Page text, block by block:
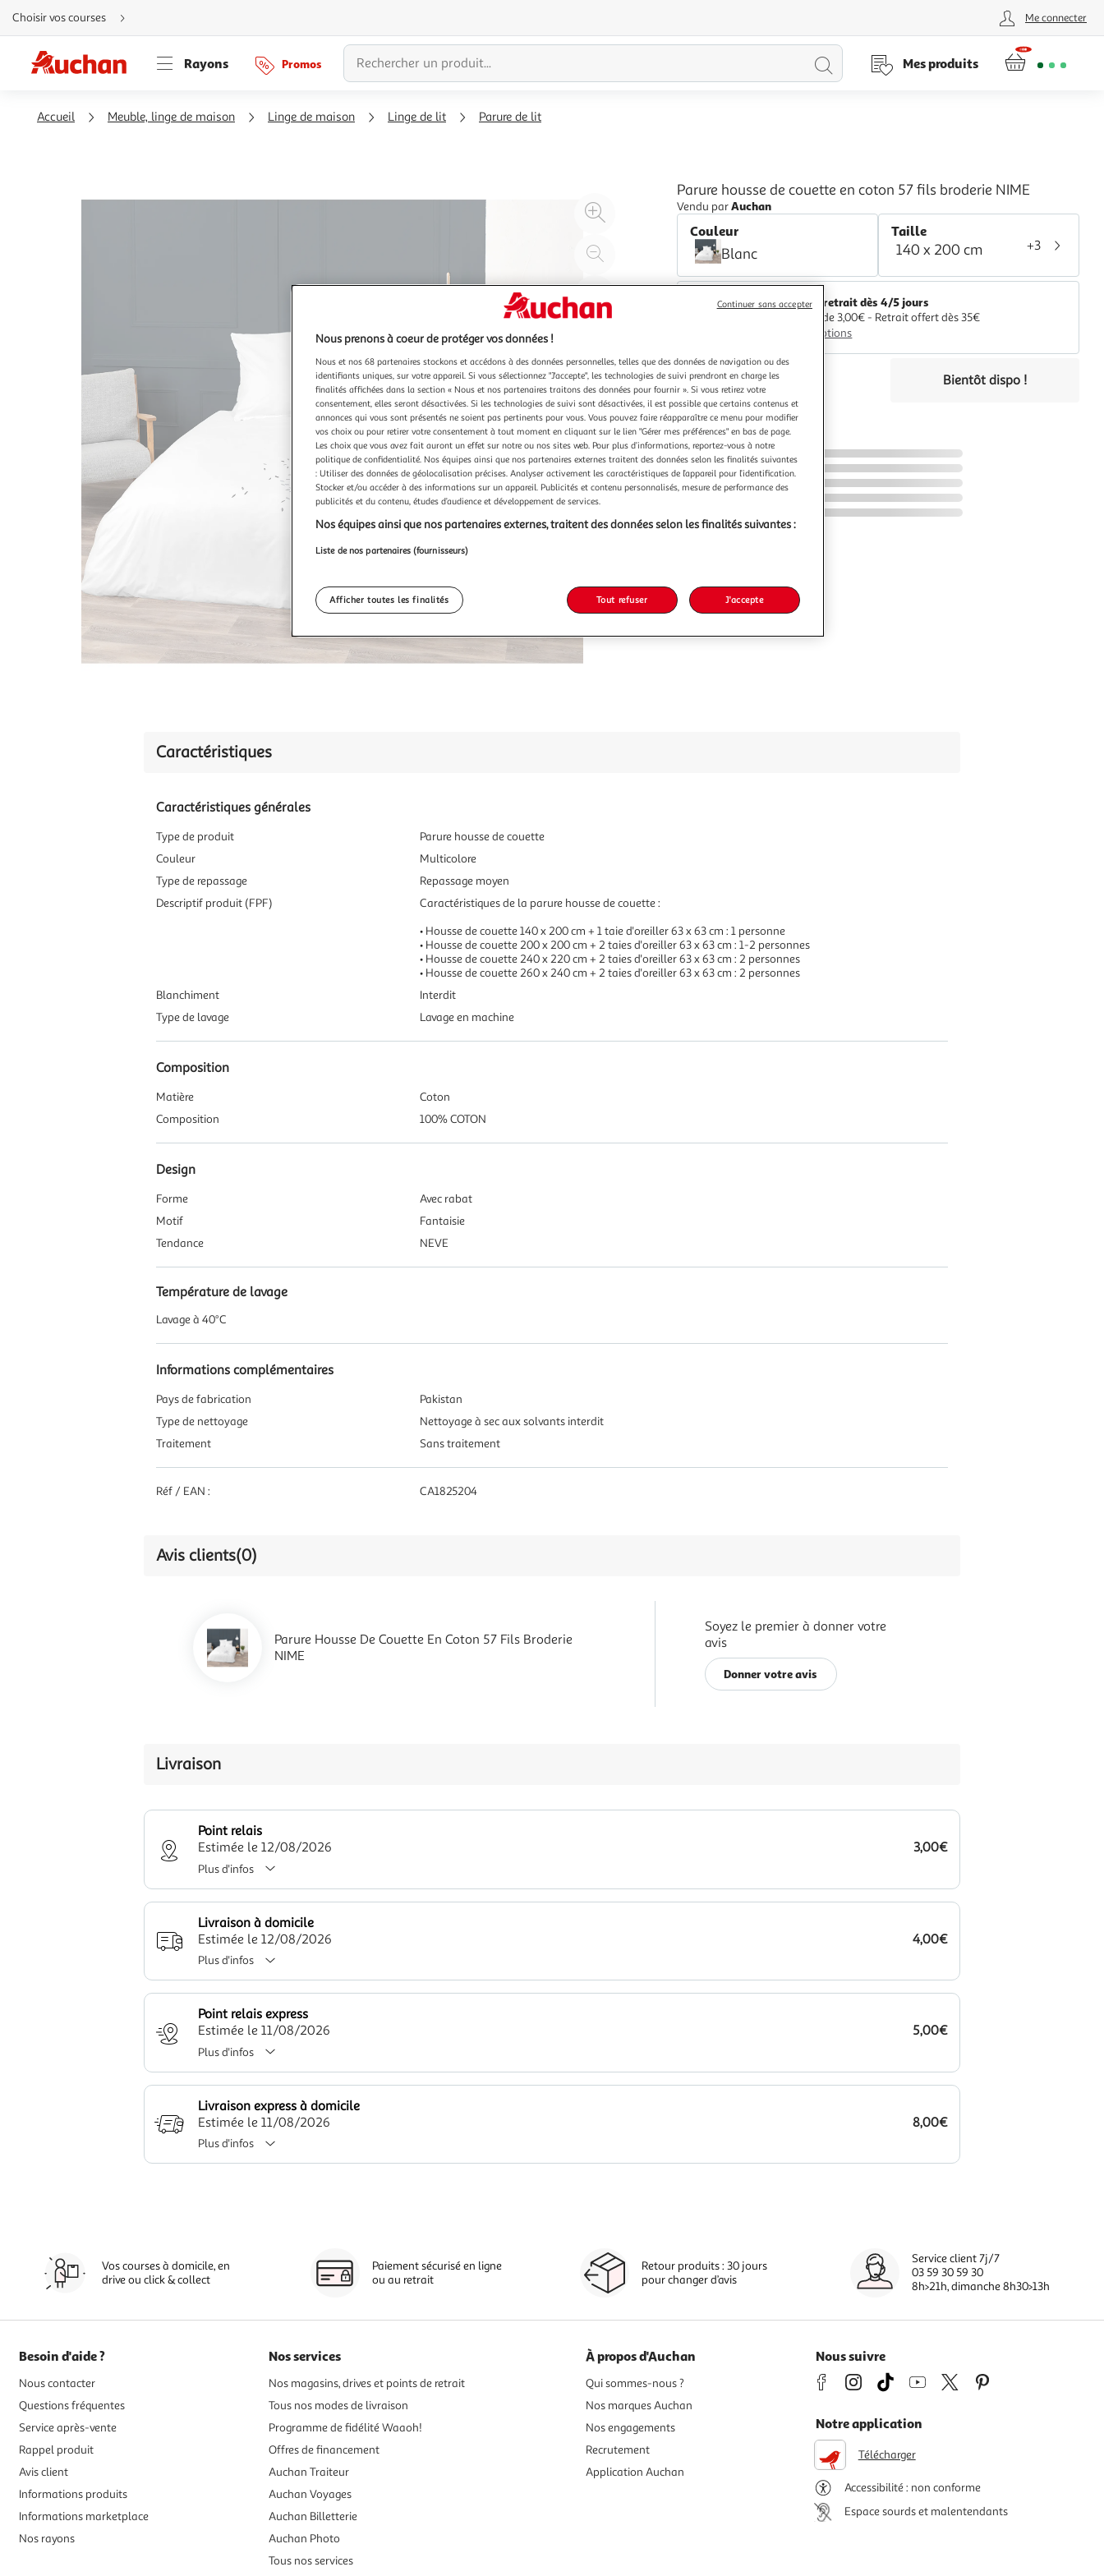
Aller
directement
au
Aller
directement
à
Aller
directement
Choisir vos courses Me connecter
Rayons Promos
Lancer
Mes produits
Accueil Meuble, linge de maison Linge de maison Linge de lit Parure de lit
Agrandir
l'illustration
l'illustration
à
100
Partager
le
Parure housse de couette en coton 57 fils broderie NIME
Vendu parAuchan
Couleur
Blanc
Taille
140 x 200 cm +3
Livr. ou retrait dès 4/5 jours
A partir de 3,00€ - Retrait offert dès 35€
Plus d'options
34,99€
34,99€ / pce
Bientôt dispo !
Caractéristiques
Caractéristiques générales
Type de produit
Parure housse de couette
Couleur
Multicolore
Type de repassage
Repassage moyen
Descriptif produit (FPF)
Caractéristiques de la parure housse de couette :
• Housse de couette 140 x 200 cm + 1 taie d'oreiller 63 x 63 cm : 1 personne
• Housse de couette 200 x 200 cm + 2 taies d'oreiller 63 x 63 cm : 1-2 personnes
• Housse de couette 240 x 220 cm + 2 taies d'oreiller 63 x 63 cm : 2 personnes
• Housse de couette 260 x 240 cm + 2 taies d'oreiller 63 x 63 cm : 2 personnes
Blanchiment
Interdit
Type de lavage
Lavage en machine
Composition
Matière
Coton
Composition
100% COTON
Design
Forme
Avec rabat
Motif
Fantaisie
Tendance
NEVE
Température de lavage
Lavage à 40°C
Informations complémentaires
Pays de fabrication
Pakistan
Type de nettoyage
Nettoyage à sec aux solvants interdit
Traitement
Sans traitement
Réf / EAN : CA1825204
Avis clients(0)
Parure Housse De Couette En Coton 57 Fils Broderie
NIME
Soyez le premier à donner votre
avis
Donner votre avis
Livraison
Point relais
Estimée le 12/08/2026
3,00€
Plus d'infos
Livraison à domicile
Estimée le 12/08/2026
4,00€
Plus d'infos
Point relais express
Estimée le 11/08/2026
5,00€
Plus d'infos
Livraison express à domicile
Estimée le 11/08/2026
8,00€
Plus d'infos
Vos courses à domicile, en
drive ou click & collect
Paiement sécurisé en ligne
ou au retrait
Retour produits : 30 jours
pour changer d’avis
Service client 7j/7
03 59 30 59 30
8h>21h, dimanche 8h30>13h
Besoin d'aide ?
Nous contacter
Questions fréquentes
Service après-vente
Rappel produit
Avis client
Informations produits
Informations marketplace
Nos rayons
Nos services
Nos magasins, drives et points de retrait
Tous nos modes de livraison
Programme de fidélité Waaoh!
Offres de financement
Auchan Traiteur
Auchan Voyages
Auchan Billetterie
Auchan Photo
Tous nos services
À propos d'Auchan
Qui sommes-nous ?
Nos marques Auchan
Nos engagements
Recrutement
Application Auchan
Nous suivre
Notre application
Télécharger
Accessibilité : non conforme
Espace sourds et malentendants
Nous prenons à coeur de protéger vos données !
Nous et nos 68 partenaires stockons et accédons à des données personnelles, telles que des données de navigation ou des
identifiants uniques, sur votre appareil. Si vous sélectionnez "J'accepte", les technologies de suivi prendront en charge les
finalités affichées dans la section « Nous et nos partenaires traitons des données pour fournir ». Si vous retirez votre
consentement, elles seront désactivées. Si les technologies de suivi sont désactivées, il est possible que certains contenus et
annonces qui vous sont présentés ne soient pas pertinents pour vous. Vous pouvez faire réapparaître ce menu pour modifier
vos choix ou pour retirer votre consentement à tout moment en cliquant sur le lien "Gérer mes préférences" en bas de page.
Les choix que vous avez fait auront un effet sur notre ou nos sites web. Pour plus d’informations, reportez-vous à notre
politique de confidentialité. Nos équipes ainsi que nos partenaires externes traitent des données selon les finalités suivantes
: Utiliser des données de géolocalisation précises. Analyser activement les caractéristiques de l’appareil pour l’identification.
Stocker et/ou accéder à des informations sur un appareil. Publicités et contenu personnalisés, mesure de performance des
publicités et du contenu, études d’audience et développement de services.
Nos équipes ainsi que nos partenaires externes, traitent des données selon les finalités suivantes :
Liste de nos partenaires (fournisseurs)
Afficher toutes les finalités Tout refuser J'accepte
Continuer sans accepter